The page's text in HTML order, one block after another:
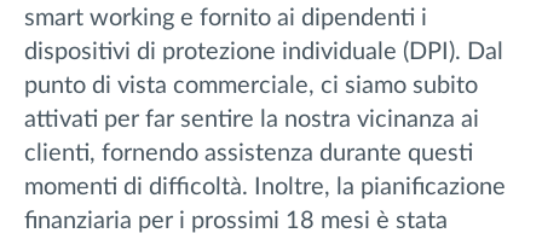
smart working e fornito ai dipendenti i
dispositivi di protezione individuale (DPI). Dal
punto di vista commerciale, ci siamo subito
attivati per far sentire la nostra vicinanza ai
clienti, fornendo assistenza durante questi
momenti di difficoltà. Inoltre, la pianificazione
finanziaria per i prossimi 18 mesi è stata